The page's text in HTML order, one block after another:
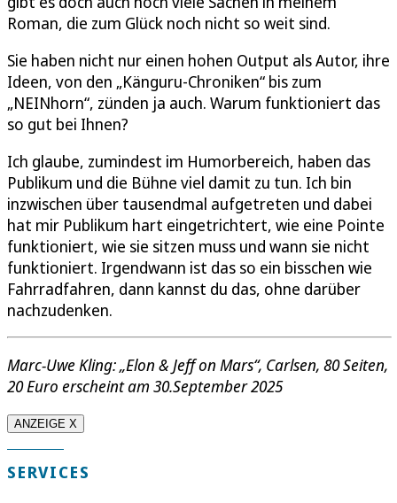
Roman, die zum Glück noch nicht so weit sind.
Sie haben nicht nur einen hohen Output als Autor, ihre
Ideen, von den „Känguru-Chroniken“ bis zum
„NEINhorn“, zünden ja auch. Warum funktioniert das
so gut bei Ihnen?
Ich glaube, zumindest im Humorbereich, haben das
Publikum und die Bühne viel damit zu tun. Ich bin
inzwischen über tausendmal aufgetreten und dabei
hat mir Publikum hart eingetrichtert, wie eine Pointe
funktioniert, wie sie sitzen muss und wann sie nicht
funktioniert. Irgendwann ist das so ein bisschen wie
Fahrradfahren, dann kannst du das, ohne darüber
nachzudenken.
Marc-Uwe Kling: „Elon & Jeff on Mars“, Carlsen, 80 Seiten,
20 Euro erscheint am 30.September 2025
ANZEIGE X
SERVICES